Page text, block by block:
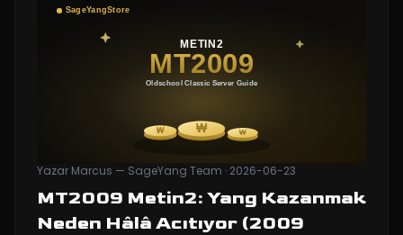
Yazar Marcus — SageYang Team · 2026-06-23
MT2009 Metin2: Yang Kazanmak
Neden Hâlâ Acıtıyor (2009